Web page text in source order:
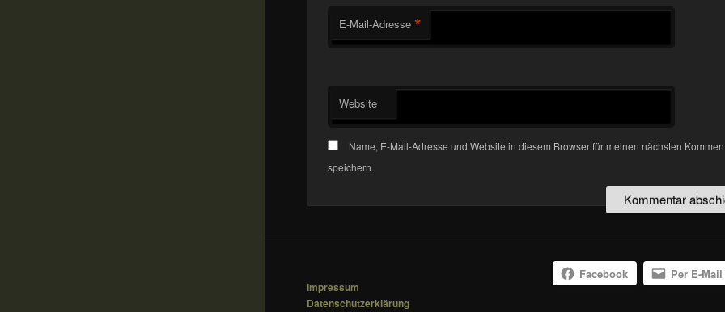
E-Mail-Adresse *
Website
Name, E-Mail-Adresse und Website in diesem Browser für meinen nächsten
speichern.
Impressum
Datenschutzerklärung
Facebook Per E-